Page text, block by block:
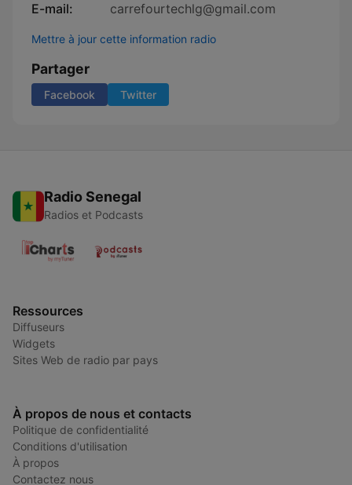
E-mail:
carrefourtechlg@gmail.com
Mettre à jour cette information radio
Partager
Facebook Twitter
Radio Senegal
Radios et Podcasts
Ressources
Diffuseurs
Widgets
Sites Web de radio par pays
À propos de nous et contacts
Politique de confidentialité
Conditions d'utilisation
À propos
Contactez nous